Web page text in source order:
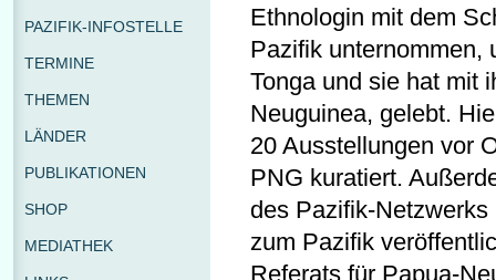
Ethnologin mit dem
Pazifik unternommen,
Tonga und sie hat mit
Neuguinea, gelebt.
20 Ausstellungen vor
PNG kuratiert.
des Pazifik-
zum Pazifik
Referats für Papua-
PAZIFIK-INFOSTELLE
TERMINE
THEMEN
LÄNDER
PUBLIKATIONEN
SHOP
MEDIATHEK